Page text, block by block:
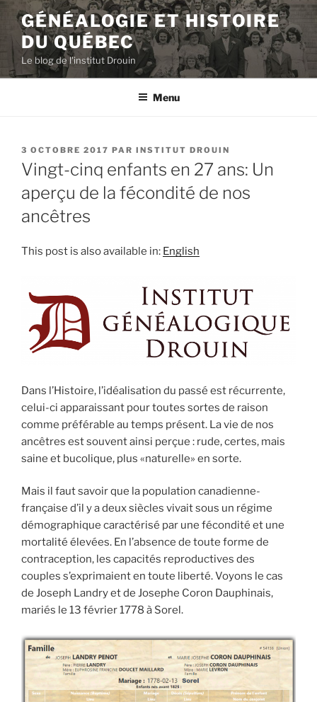
Aller
contenu
principal
GÉNÉALOGIE ET HISTOIRE
DU QUÉBEC
Le blog de l'institut Drouin
Menu
PUBLIÉ
LE
3 OCTOBRE 2017 PAR INSTITUT DROUIN
Vingt-cinq enfants en 27 ans: Un
aperçu de la fécondité de nos
ancêtres
This post is also available in: English
Dans l’Histoire, l’idéalisation du passé est récurrente,
celui-ci apparaissant pour toutes sortes de raison
comme préférable au temps présent. La vie de nos
ancêtres est souvent ainsi perçue : rude, certes, mais
saine et bucolique, plus «naturelle» en sorte.
Mais il faut savoir que la population canadienne-
française d’il y a deux siècles vivait sous un régime
démographique caractérisé par une fécondité et une
mortalité élevées. En l’absence de toute forme de
contraception, les capacités reproductives des
couples s’exprimaient en toute liberté. Voyons le cas
de Joseph Landry et de Josephe Coron Dauphinais,
mariés le 13 février 1778 à Sorel.